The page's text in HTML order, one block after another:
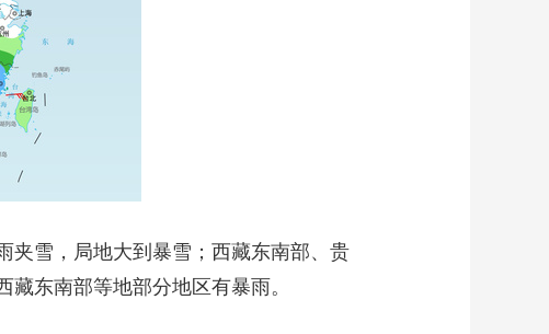
雪，局地大到暴雪；西藏东南部、贵
东南部等地部分地区有暴雨。